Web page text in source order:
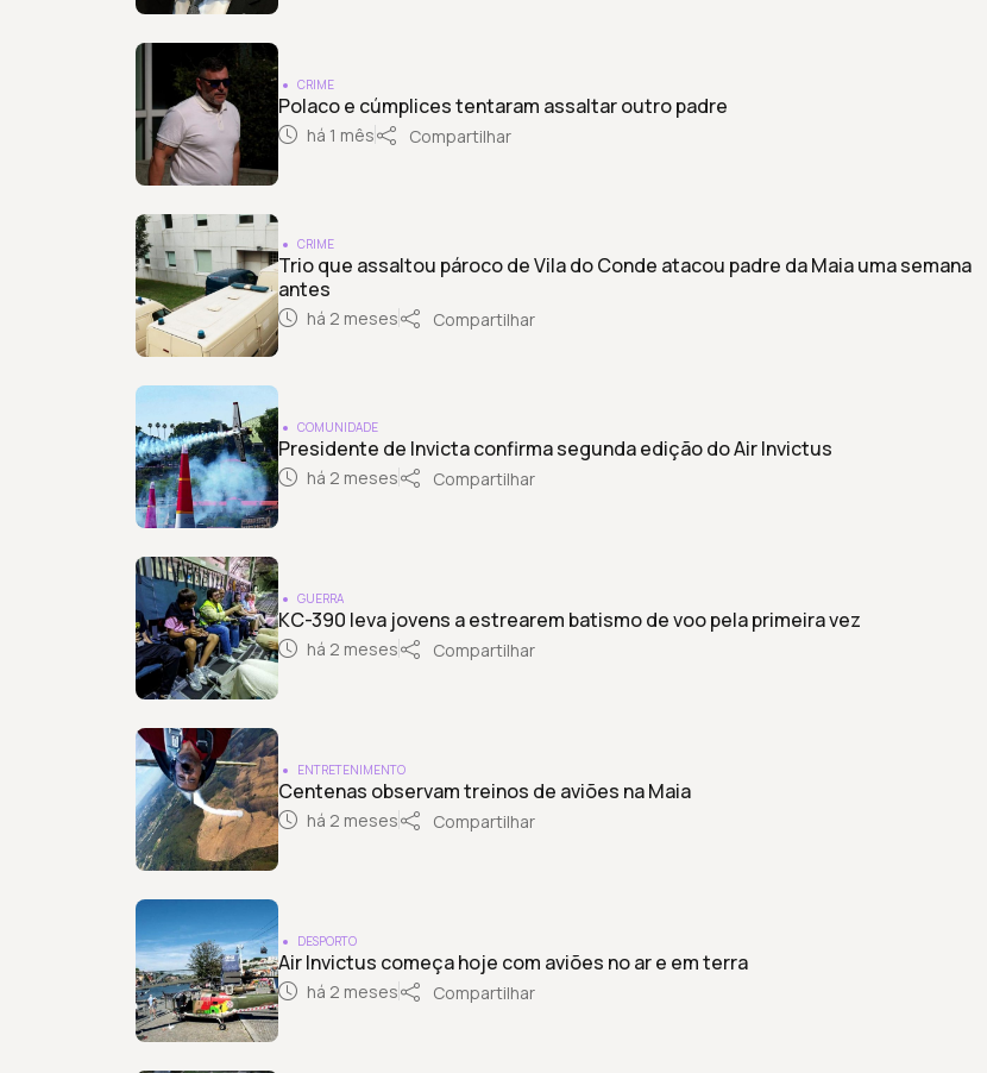
CRIME
Polaco e cúmplices tentaram assaltar outro padre
há 1 mês Compartilhar
CRIME
Trio que assaltou pároco de Vila do Conde atacou padre da Maia uma semana
antes
há 2 meses Compartilhar
COMUNIDADE
Presidente de Invicta confirma segunda edição do Air Invictus
há 2 meses Compartilhar
GUERRA
KC-390 leva jovens a estrearem batismo de voo pela primeira vez
há 2 meses Compartilhar
ENTRETENIMENTO
Centenas observam treinos de aviões na Maia
há 2 meses Compartilhar
DESPORTO
Air Invictus começa hoje com aviões no ar e em terra
há 2 meses Compartilhar